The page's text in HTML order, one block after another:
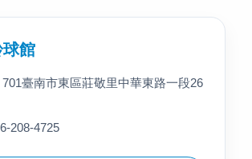
館
701臺南市東區莊敬里中華東路一段26
208-4725